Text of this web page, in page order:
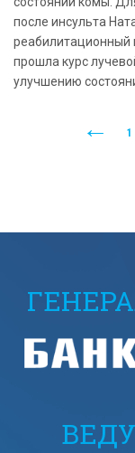
после инсульта
реабилитационный
прошла курс
улучшению
1